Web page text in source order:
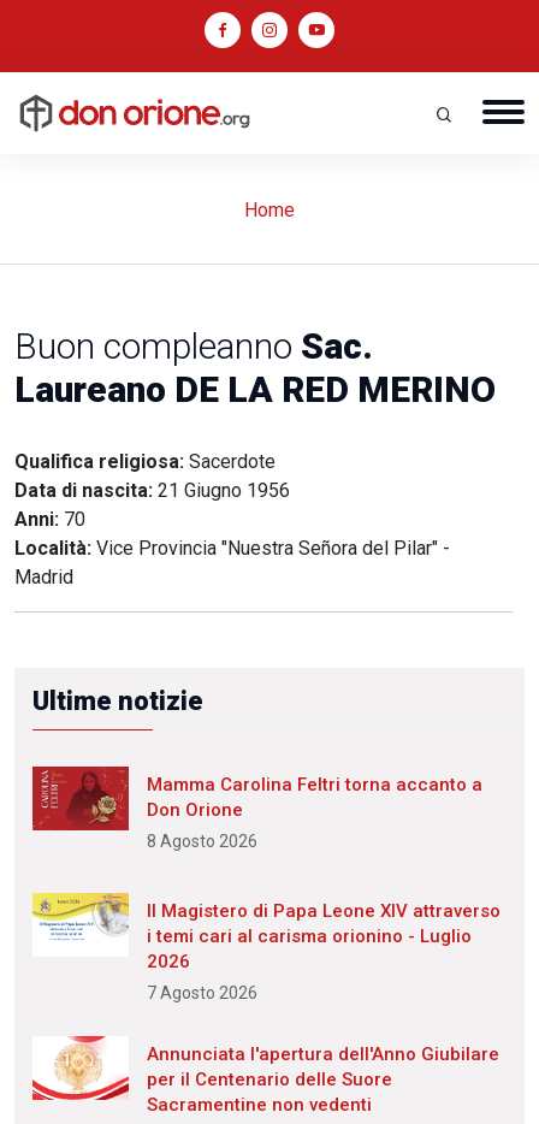
Home
Buon compleanno Sac.
Laureano DE LA RED MERINO
Qualifica religiosa: Sacerdote
Data di nascita: 21 Giugno 1956
Anni: 70
Località: Vice Provincia "Nuestra Señora del Pilar" -
Madrid
Ultime notizie
Mamma Carolina Feltri torna accanto a
Don Orione
8 Agosto 2026
Il Magistero di Papa Leone XIV attraverso
i temi cari al carisma orionino - Luglio
2026
7 Agosto 2026
Annunciata l'apertura dell'Anno Giubilare
per il Centenario delle Suore
Sacramentine non vedenti